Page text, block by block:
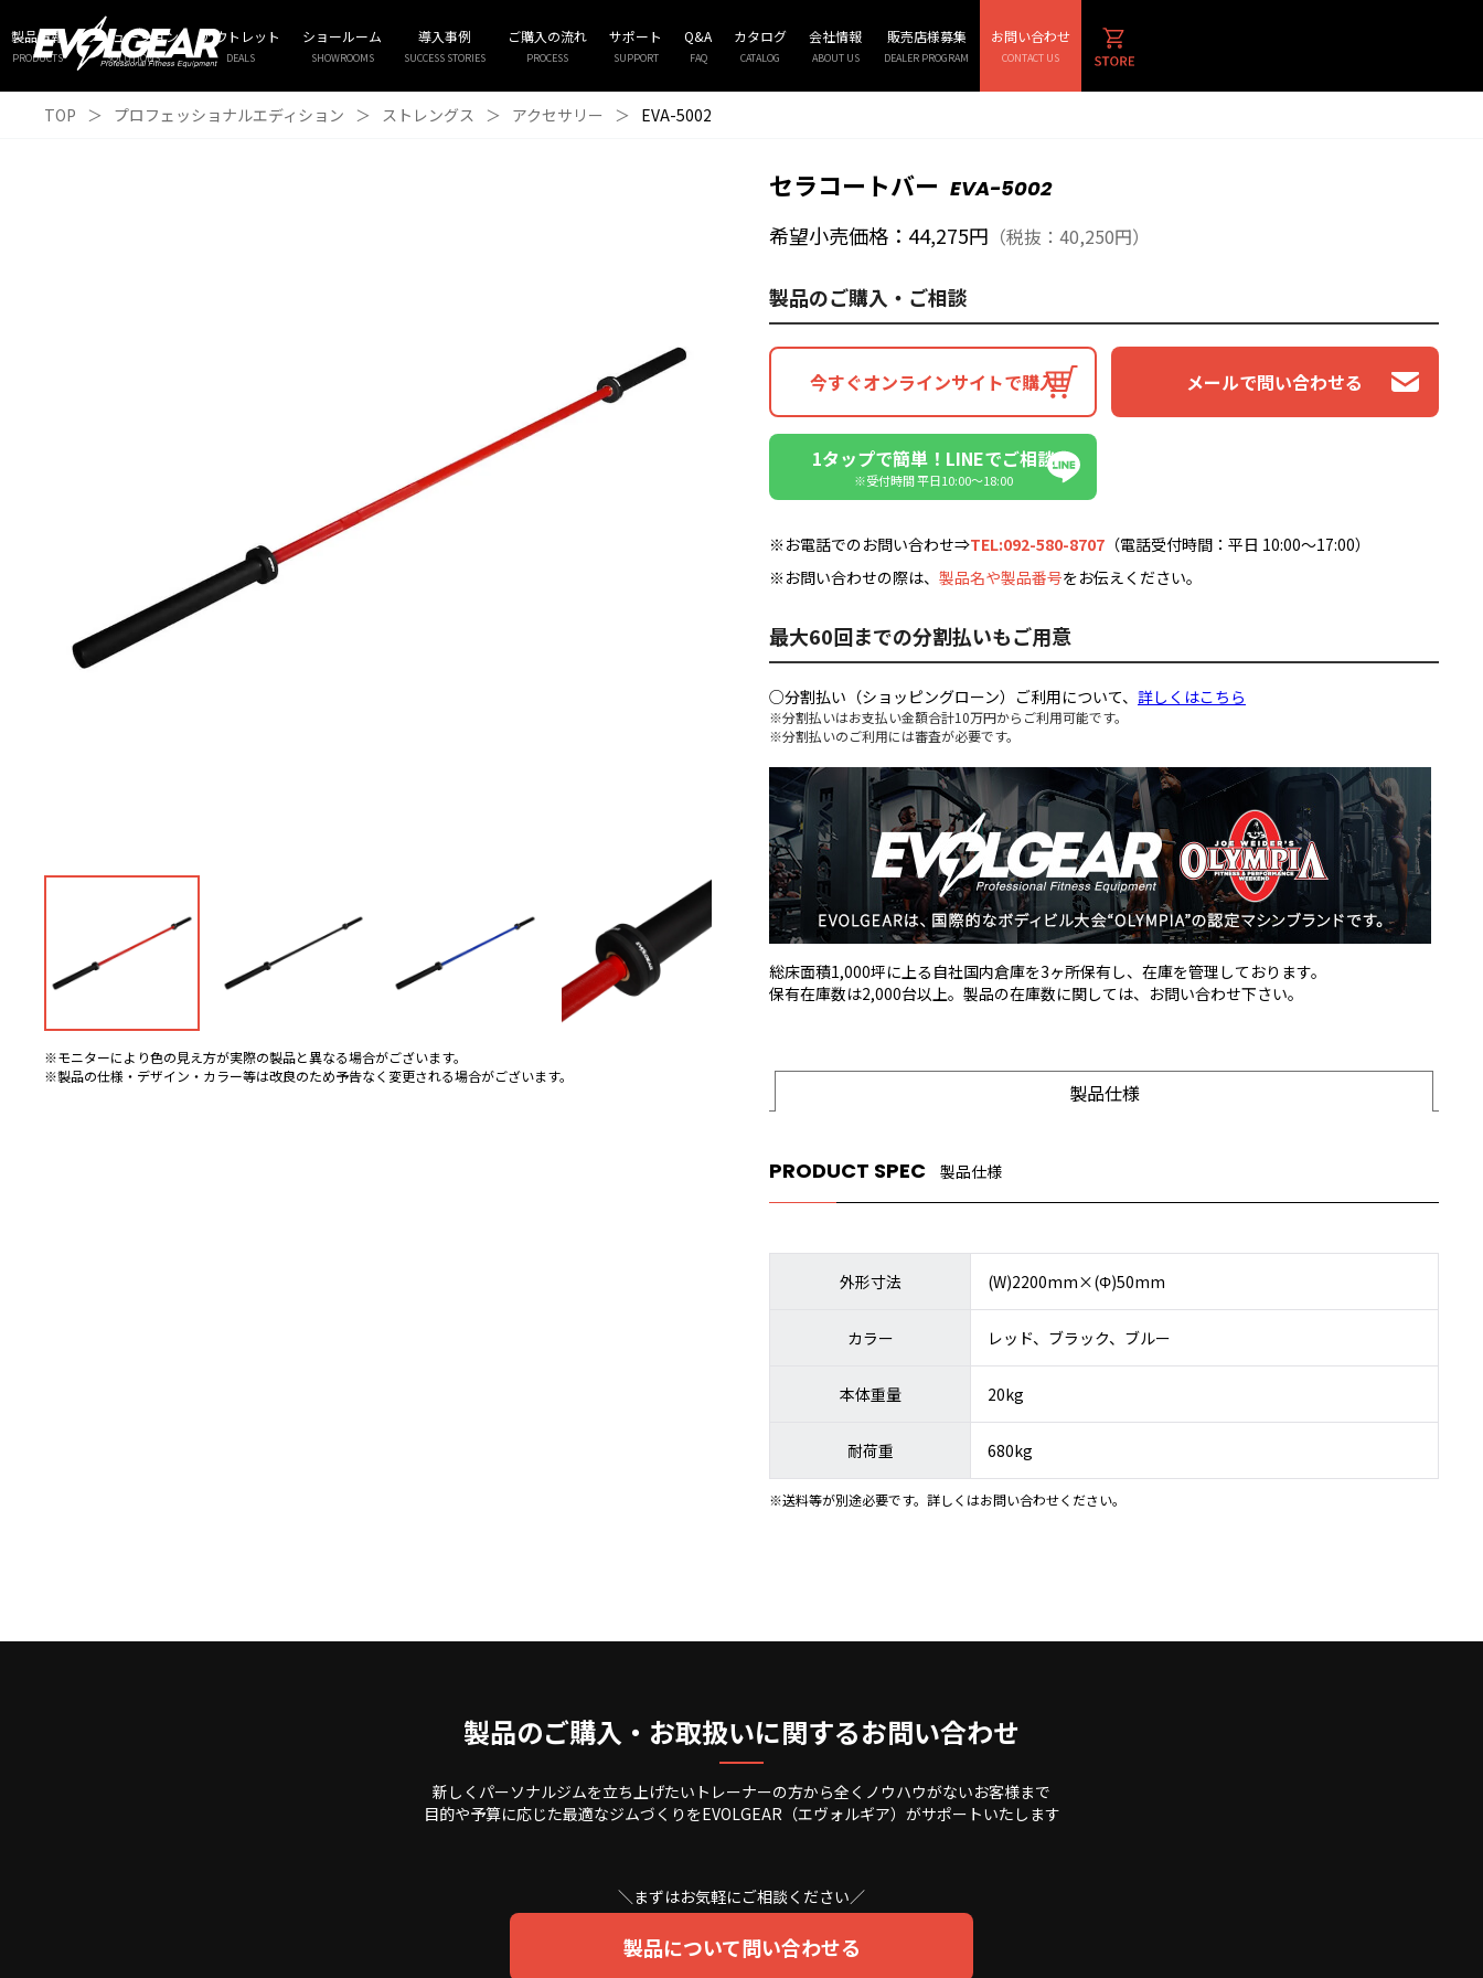
製品情報
PRODUCTS
ソリューション
SOLUTIONS
アウトレット
DEALS
ショールーム
SHOWROOMS
導入事例
SUCCESS STORIES
ご購入の流れ
PROCESS
サポート
SUPPORT
Q&A
FAQ
カタログ
CATALOG
会社情報
ABOUT US
販売店様募集
DEALER PROGRAM
お問い合わせ
CONTACT US
TOP ＞ プロフェッショナルエディション ＞ ストレングス ＞ アクセサリー ＞ EVA-5002
※モニターにより色の見え方が実際の製品と異なる場合がございます。
※製品の仕様・デザイン・カラー等は改良のため予告なく変更される場合がございます。
セラコートバー EVA-5002
希望小売価格：44,275円 （税抜：40,250円）
製品のご購入・ご相談
今すぐオンラインサイトで購入 メールで問い合わせる
1タップで簡単！LINEでご相談
※受付時間 平日10:00〜18:00
※お電話でのお問い合わせ⇒TEL:092-580-8707 （電話受付時間：平日 10:00～17:00）
※お問い合わせの際は、 製品名や製品番号をお伝えください。
最大60回までの分割払いもご用意
○分割払い（ショッピングローン）ご利用について、 詳しくはこちら
※分割払いはお支払い金額合計10万円からご利用可能です。
※分割払いのご利用には審査が必要です。
総床面積1,000坪に上る自社国内倉庫を3ヶ所保有し、在庫を管理しております。
保有在庫数は2,000台以上。製品の在庫数に関しては、お問い合わせ下さい。
製品仕様
PRODUCT SPEC 製品仕様
外形寸法 (W)2200mm×(Φ)50mm
カラー レッド、ブラック、ブルー
本体重量 20kg
耐荷重 680kg
※送料等が別途必要です。詳しくはお問い合わせください。
製品のご購入・お取扱いに関するお問い合わせ
新しくパーソナルジムを立ち上げたいトレーナーの方から全くノウハウがないお客様まで
目的や予算に応じた最適なジムづくりをEVOLGEAR（エヴォルギア）がサポートいたします
＼まずはお気軽にご相談ください／
製品について問い合わせる